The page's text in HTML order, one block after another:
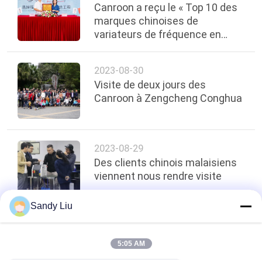
Canroon a reçu le « Top 10 des
marques chinoises de
variateurs de fréquence en
2023-08-30
Visite de deux jours des
Canroon à Zengcheng Conghua
2023-08-29
Des clients chinois malaisiens
viennent nous rendre visite
top
Sandy Liu
5:05 AM